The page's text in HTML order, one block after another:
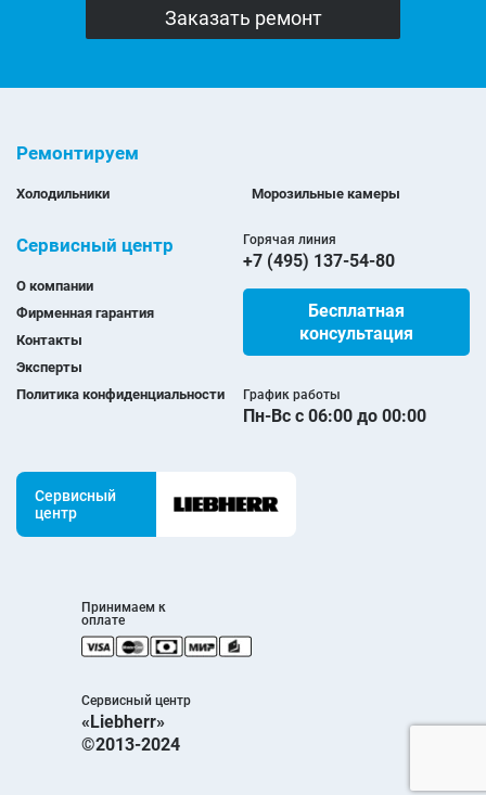
Ремонтируем
Холодильники Морозильные камеры
Сервисный центр
О компании
Фирменная гарантия
Контакты
Эксперты
Политика конфиденциальности
Горячая линия
+7 (495) 137-54-80
Бесплатная
консультация
График работы
Пн-Вс с 06:00 до 00:00
Сервисный
центр
Принимаем к
оплате
Сервисный центр
«Liebherr»
©2013-2024